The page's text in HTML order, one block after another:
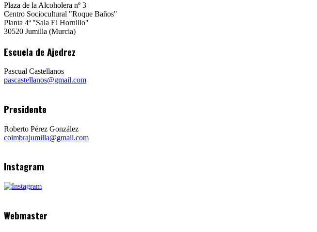
Plaza de la Alcoholera nº 3
Centro Sociocultural "Roque Baños"
Planta 4ª "Sala El Hornillo"
30520 Jumilla (Murcia)
Escuela de Ajedrez
Pascual Castellanos
pascastellanos@gmail.com
Presidente
Roberto Pérez González
coimbrajumilla@gmail.com
Instagram
Webmaster